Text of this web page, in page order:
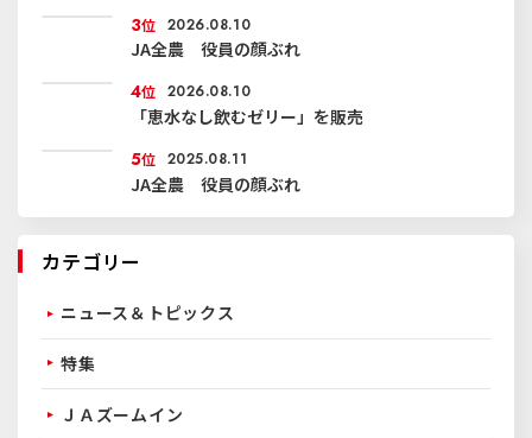
3位 2026.08.10
JA全農 役員の顔ぶれ
4位 2026.08.10
「恵水なし飲むゼリー」を販売
5位 2025.08.11
JA全農 役員の顔ぶれ
カテゴリー
ニュース＆トピックス
特集
ＪＡズームイン